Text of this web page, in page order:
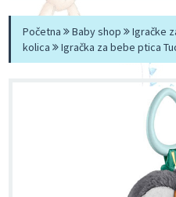
Početna Baby shop Igračke
kolica
Igračka za bebe ptica